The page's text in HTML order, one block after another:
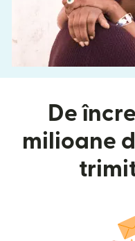
De
milioane